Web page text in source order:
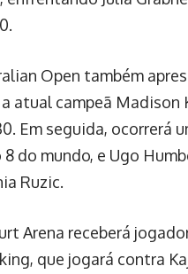
Open também
atual campeã Madison
Em seguida, ocorrerá
do mundo, e Ugo
Ruzic.
Arena receberá
que jogará contra